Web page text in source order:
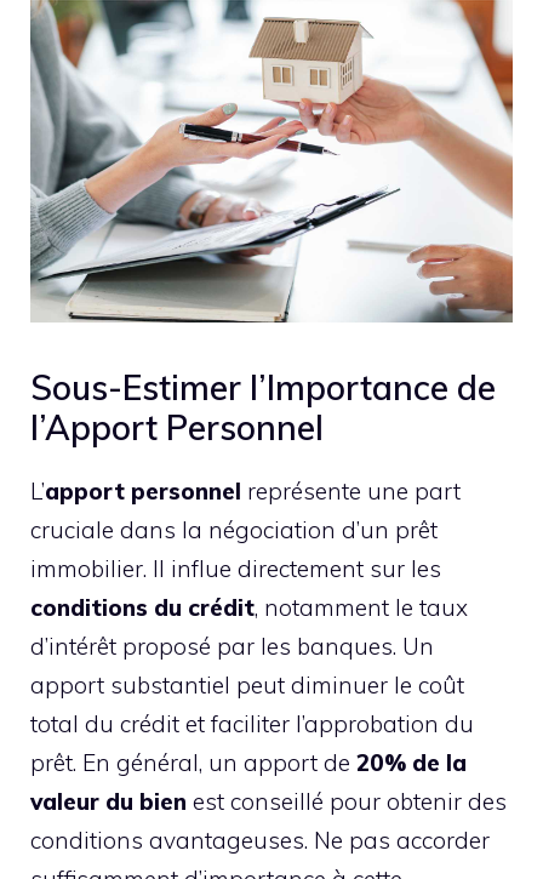
Sous-Estimer l’Importance de
l’Apport Personnel
L’apport personnel représente une part
cruciale dans la négociation d’un prêt
immobilier. Il influe directement sur les
conditions du crédit, notamment le taux
d’intérêt proposé par les banques. Un
apport substantiel peut diminuer le coût
total du crédit et faciliter l’approbation du
prêt. En général, un apport de 20% de la
valeur du bien est conseillé pour obtenir des
conditions avantageuses. Ne pas accorder